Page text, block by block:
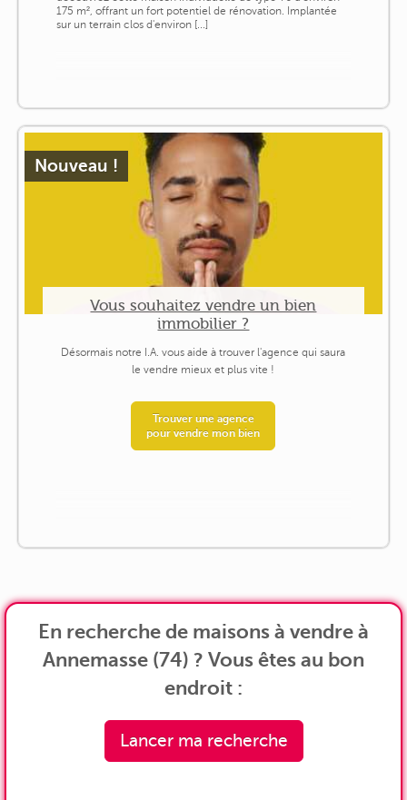
175 m², offrant un fort potentiel de rénovation. Implantée
sur un terrain clos d'environ [...]
Nouveau !
Vous souhaitez vendre un bien
immobilier ?
Désormais notre I.A. vous aide à trouver l'agence qui saura
le vendre mieux et plus vite !
Trouver une agence
pour vendre mon bien
En recherche de maisons à vendre à
Annemasse (74) ? Vous êtes au bon
endroit :
Lancer ma recherche